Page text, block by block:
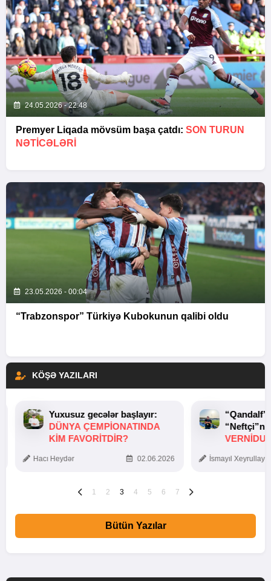
24.05.2026 - 22:48
Premyer Liqada mövsüm başa çatdı: SON TURUN
NƏTİCƏLƏRİ
23.05.2026 - 00:04
“Trabzonspor” Türkiyə Kubokunun qalibi oldu
KÖŞƏ YAZILARI
Yuxusuz gecələr başlayır:
DÜNYA ÇEMPIONATINDA
KIM FAVORITDIR?
Hacı Heydər 02.06.2026 İsmayıl
1 2 3 4 5 6 7
Bütün Yazılar